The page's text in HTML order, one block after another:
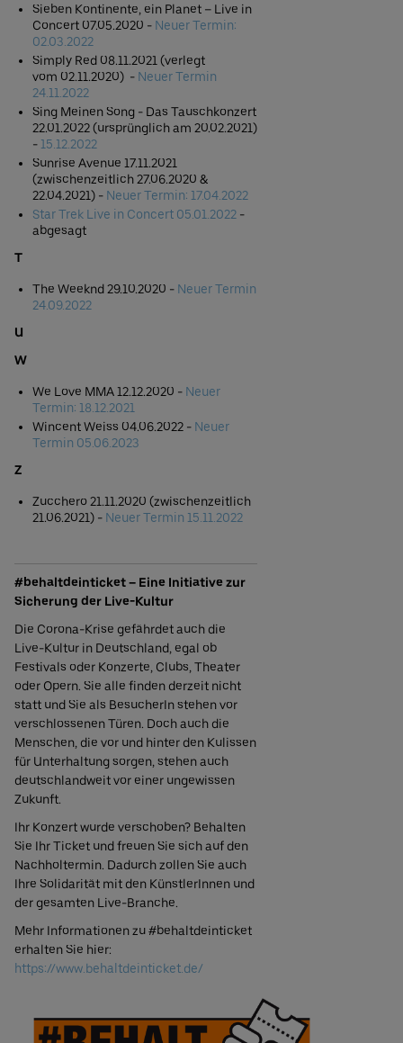
Sieben Kontinente, ein Planet – Live in
Concert 07.05.2020 - Neuer Termin:
02.03.2022
Simply Red 08.11.2021 (verlegt
vom 02.11.2020) - Neuer Termin
24.11.2022
Sing Meinen Song - Das Tauschkonzert
22.01.2022 (ursprünglich am 20.02.2021)
- 15.12.2022
Sunrise Avenue 17.11.2021
(zwischenzeitlich 27.06.2020 &
22.04.2021) - Neuer Termin: 17.04.2022
Star Trek Live in Concert 05.01.2022 -
abgesagt
T
The Weeknd 29.10.2020 - Neuer Termin
24.09.2022
U
W
We Love MMA 12.12.2020 - Neuer
Termin: 18.12.2021
Wincent Weiss 04.06.2022 - Neuer
Termin 05.06.2023
Z
Zucchero 21.11.2020 (zwischenzeitlich
21.06.2021) - Neuer Termin 15.11.2022
#behaltdeinticket – Eine Initiative zur
Sicherung der Live-Kultur
Die Corona-Krise gefährdet auch die
Live-Kultur in Deutschland, egal ob
Festivals oder Konzerte, Clubs, Theater
oder Opern. Sie alle finden derzeit nicht
statt und Sie als BesucherIn stehen vor
verschlossenen Türen. Doch auch die
Menschen, die vor und hinter den Kulissen
für Unterhaltung sorgen, stehen auch
deutschlandweit vor einer ungewissen
Zukunft.
Ihr Konzert wurde verschoben? Behalten
Sie Ihr Ticket und freuen Sie sich auf den
Nachholtermin. Dadurch zollen Sie auch
Ihre Solidarität mit den KünstlerInnen und
der gesamten Live-Branche.
Mehr Informationen zu #behaltdeinticket
erhalten Sie hier:
https://www.behaltdeinticket.de/